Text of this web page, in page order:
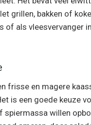
grillen, bakken of
of als vleesvervanger
frisse en magere
is een goede keuze
spiermassa willen